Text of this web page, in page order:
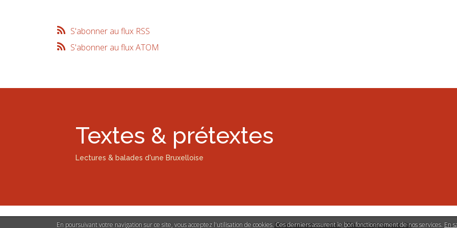
En poursuivant votre navigation sur ce site, vous acceptez l'utilisation de cookies. Ces derniers assurent le bon fonctionnement de nos services. En
S'abonner au flux RSS
S'abonner au flux ATOM
Textes & prétextes
Lectures & balades d'une Bruxelloise
Déclarer un contenu illicite|Mentions légales de ce blog